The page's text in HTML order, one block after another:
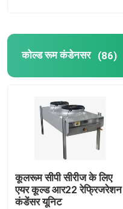
कोल्ड रूम कंडेनसर (86)
कूलरूम सीपी सीरीज के लिए
एयर कूल्ड आर22 रेफ्रिजरेशन
कंडेंसर यूनिट